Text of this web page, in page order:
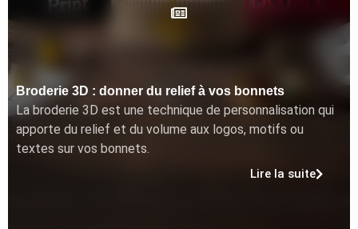
Broderie 3D : donner du relief à vos bonnets
La broderie 3D est une technique de personnalisation qui
apporte du relief et du volume aux logos, motifs ou
textes sur vos bonnets.
Lire la suite